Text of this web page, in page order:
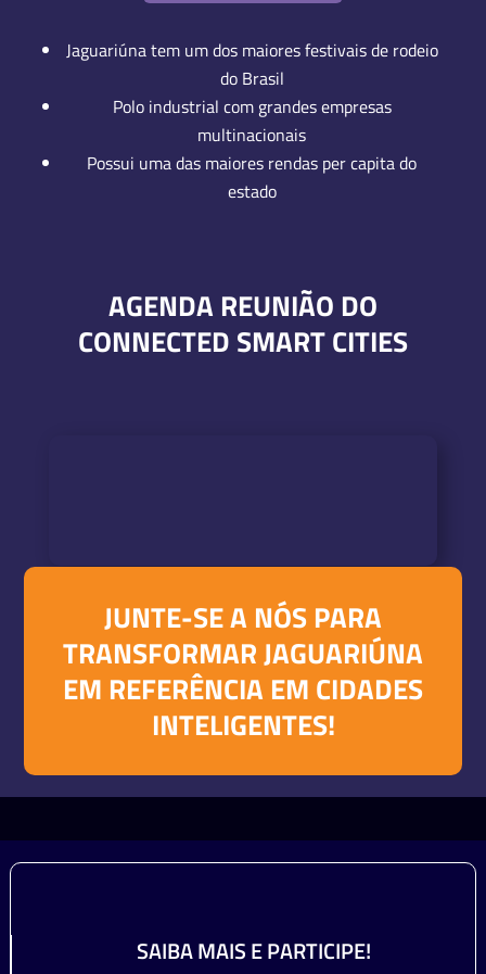
Jaguariúna tem um dos maiores festivais de rodeio
do Brasil
Polo industrial com grandes empresas
multinacionais
Possui uma das maiores rendas per capita do
estado
AGENDA REUNIÃO DO
CONNECTED SMART CITIES
JUNTE-SE A NÓS PARA
TRANSFORMAR JAGUARIÚNA
EM REFERÊNCIA EM CIDADES
INTELIGENTES!
SAIBA MAIS E PARTICIPE!